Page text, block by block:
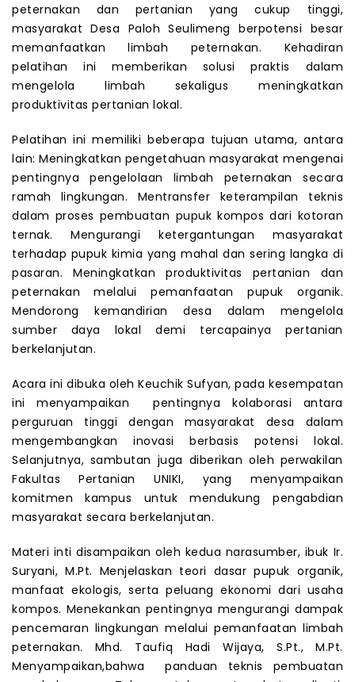
peternakan dan pertanian yang cukup tinggi,
masyarakat Desa Paloh Seulimeng berpotensi besar
memanfaatkan limbah peternakan. Kehadiran
pelatihan ini memberikan solusi praktis dalam
mengelola limbah sekaligus meningkatkan
produktivitas pertanian lokal.
Pelatihan ini memiliki beberapa tujuan utama, antara
lain: Meningkatkan pengetahuan masyarakat mengenai
pentingnya pengelolaan limbah peternakan secara
ramah lingkungan. Mentransfer keterampilan teknis
dalam proses pembuatan pupuk kompos dari kotoran
ternak. Mengurangi ketergantungan masyarakat
terhadap pupuk kimia yang mahal dan sering langka di
pasaran. Meningkatkan produktivitas pertanian dan
peternakan melalui pemanfaatan pupuk organik.
Mendorong kemandirian desa dalam mengelola
sumber daya lokal demi tercapainya pertanian
berkelanjutan.
Acara ini dibuka oleh Keuchik Sufyan, pada kesempatan
ini menyampaikan pentingnya kolaborasi antara
perguruan tinggi dengan masyarakat desa dalam
mengembangkan inovasi berbasis potensi lokal.
Selanjutnya, sambutan juga diberikan oleh perwakilan
Fakultas Pertanian UNIKI, yang menyampaikan
komitmen kampus untuk mendukung pengabdian
masyarakat secara berkelanjutan.
Materi inti disampaikan oleh kedua narasumber, ibuk Ir.
Suryani, M.Pt. Menjelaskan teori dasar pupuk organik,
manfaat ekologis, serta peluang ekonomi dari usaha
kompos. Menekankan pentingnya mengurangi dampak
pencemaran lingkungan melalui pemanfaatan limbah
peternakan. Mhd. Taufiq Hadi Wijaya, S.Pt., M.Pt.
Menyampaikan,bahwa panduan teknis pembuatan